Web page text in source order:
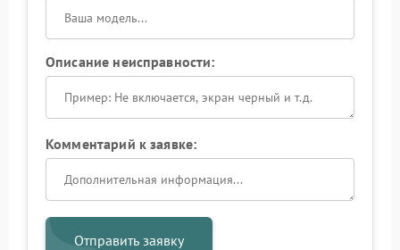
Описание неисправности:
Комментарий к заявке:
Отправить заявку